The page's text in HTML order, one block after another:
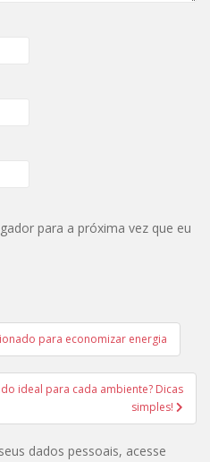
para a próxima vez que eu
para economizar energia
ideal para cada ambiente? Dicas
simples!
dados pessoais, acesse